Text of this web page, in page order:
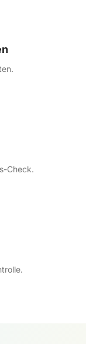
Check.